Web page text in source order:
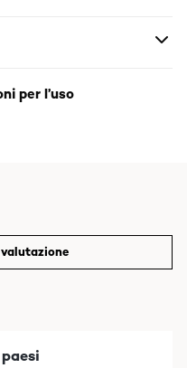
per l’uso